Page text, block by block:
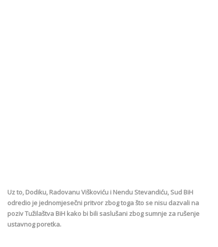
Uz to, Dodiku, Radovanu Viškoviću i Nendu Stevandiću, Sud BiH
odredio je jednomjesečni pritvor zbog toga što se nisu dazvali na
poziv Tužilaštva BiH kako bi bili saslušani zbog sumnje za rušenje
ustavnog poretka.